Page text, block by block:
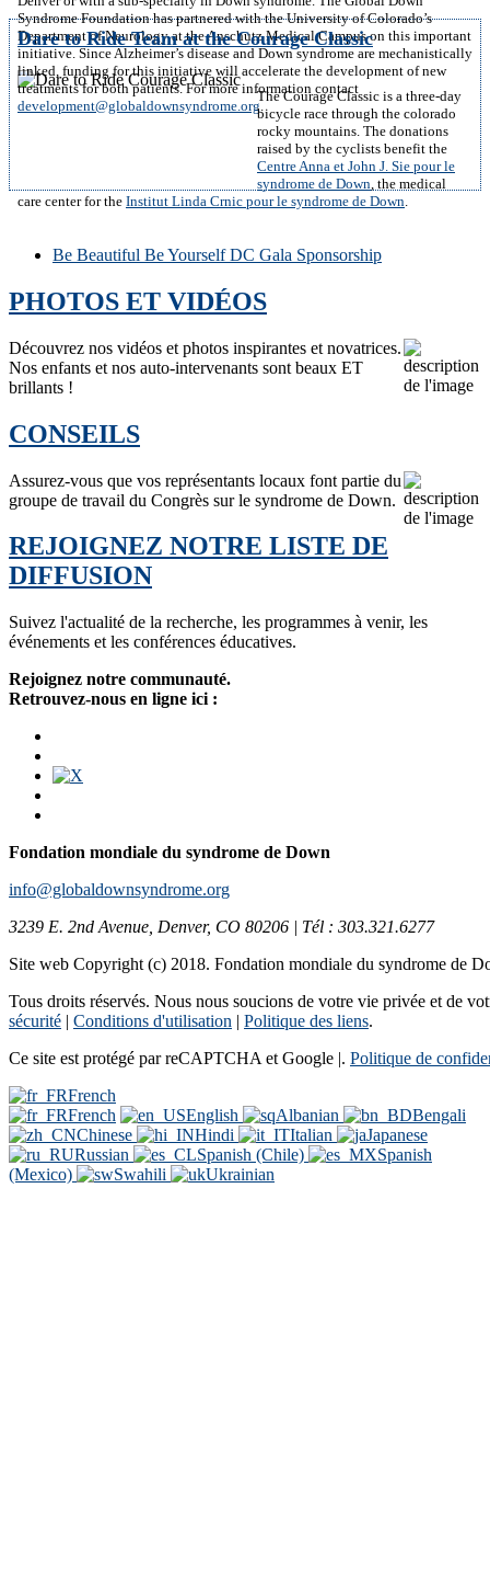
Syndrome Foundation has partnered with the University of Colorado’s
Department of Neurology at the Anschutz Medical Campus on this important
initiative. Since Alzheimer’s disease and Down syndrome are mechanistically
linked, funding for this initiative will accelerate the development of new
treatments for both patients. For more information contact
development@globaldownsyndrome.org.
Dare to Ride Team at the Courage Classic
The Courage Classic is a three-day
bicycle race through the colorado
rocky mountains. The donations
raised by the cyclists benefit the
Centre Anna et John J. Sie pour le
syndrome de Down , the medical
care center for the Institut Linda Crnic pour le syndrome de Down
Be Beautiful Be Yourself DC Gala Sponsorship
PHOTOS ET VIDÉOS
Découvrez nos vidéos et photos inspirantes et novatrices.
Nos enfants et nos auto-intervenants sont beaux ET
brillants !
CONSEILS
Assurez-vous que vos représentants locaux font partie du
groupe de travail du Congrès sur le syndrome de Down.
REJOIGNEZ NOTRE LISTE DE
DIFFUSION
Suivez l'actualité de la recherche, les programmes à venir, les
événements et les conférences éducatives.
Rejoignez notre communauté.
Retrouvez-nous en ligne ici :
Fondation mondiale du syndrome de Down
info@globaldownsyndrome.org
3239 E. 2nd Avenue, Denver, CO 80206 | Tél : 303.321.6277
Site web Copyright (c) 2018. Fondation mondiale du syndrome de
Tous droits réservés. Nous nous soucions de votre vie privée et de
sécurité | Conditions d'utilisation | Politique des liens.
Ce site est protégé par reCAPTCHA et Google |. Politique de
French
French
English Albanian
Bengali
Chinese
Hindi Italian
Japanese
Russian
Spanish (Chile)
Spanish
(Mexico)
Swahili Ukrainian